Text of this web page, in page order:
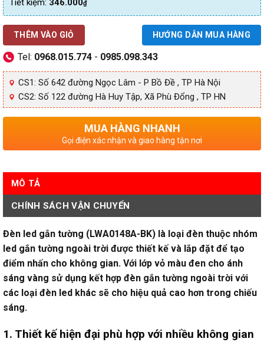
là:
865.000₫.
tại
là:
519.000₫.
Tiết kiệm: 346.000₫
THÊM VÀO GIỎ HƯỚNG DẪN MUA HÀNG
Tel: 0968.015.774 - 0985.098.343
CS1: Số 642 đường Ngọc Lâm - P Bồ Đề , TP Hà Nội
CS2: Số 122 đường Hà Huy Tập, Xã Phù Đổng , TP HN
MUA HÀNG NHANH
Gọi điện xác nhận và giao hàng tận nơi
MÔ TẢ
CHÍNH SÁCH VẬN CHUYỂN
Đèn led gắn tường (LWA0148A-BK) là loại đèn thuộc nhóm
led gắn tường ngoài trời được thiết kế và lắp đặt để tạo
điểm nhấn cho không gian. Với lớp vỏ màu đen cho ánh
sáng vàng sử dụng kết hợp đèn gắn tường ngoài trời với
các loại đèn led khác sẽ cho hiệu quả cao hơn trong chiếu
sáng.
1. Thiết kế hiện đại phù hợp với nhiều không gian